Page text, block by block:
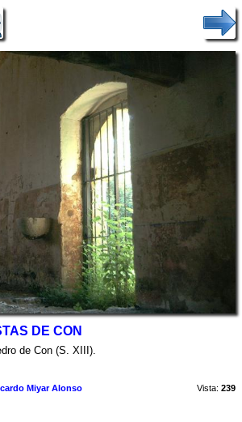
DE CON
de Con (S. XIII).
Miyar Alonso Vista: 239